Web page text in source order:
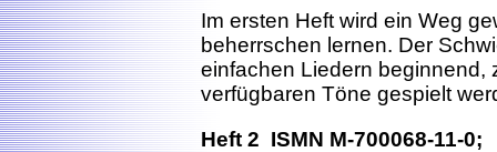
Im ersten Heft wird ein Weg
beherrschen lernen. Der
einfachen Liedern beginnend,
verfügbaren Töne gespielt
Heft 2 ISMN M-700068-11-